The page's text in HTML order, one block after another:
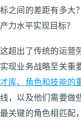
标之间的差距有多大
产力水平实现目标？
这超出了传统的运营
实现业务战略至关重
才库、角色和技能的
线，以及他们需要做
最关键的角色相匹配